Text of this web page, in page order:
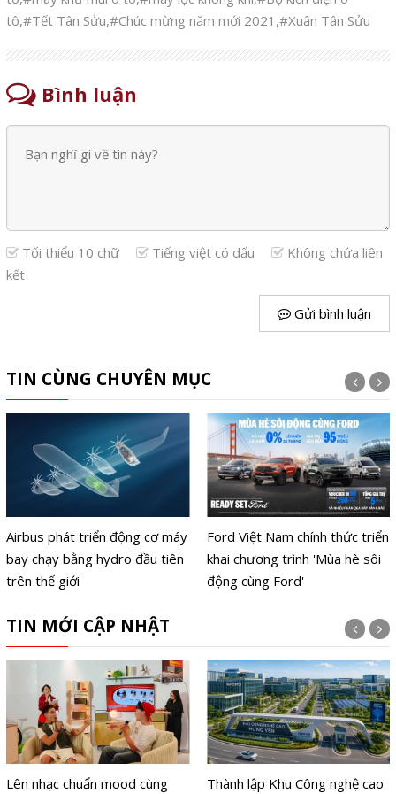
tô,#Tết Tân Sửu,#Chúc mừng năm mới 2021 ,#Xuân Tân Sửu
Bình luận
Tối thiểu 10 chữ Tiếng việt có dấu
Không chứa liên
kết
Gửi bình luận
TIN CÙNG CHUYÊN MỤC
Airbus phát triển động cơ máy
bay chạy bằng hydro đầu tiên
trên thế giới
Ford Việt Nam chính thức triển
khai chương trình 'Mùa hè sôi
động cùng Ford'
TIN MỚI CẬP NHẬT
Lên nhạc chuẩn mood cùng
Thành lập Khu Công nghệ cao